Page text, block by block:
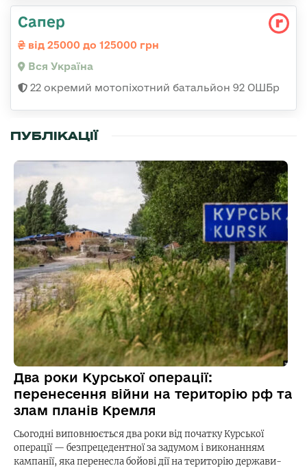
Сапер
від 25000 до 125000 грн
Вся Україна
22 окремий мотопіхотний батальйон 92 ОШБр
ПУБЛІКАЦІЇ
Два роки Курської операції:
перенесення війни на територію рф та
злам планів Кремля
Сьогодні виповнюється два роки від початку Курської
операції — безпрецедентної за задумом і виконанням
кампанії, яка перенесла бойові дії на територію держави-